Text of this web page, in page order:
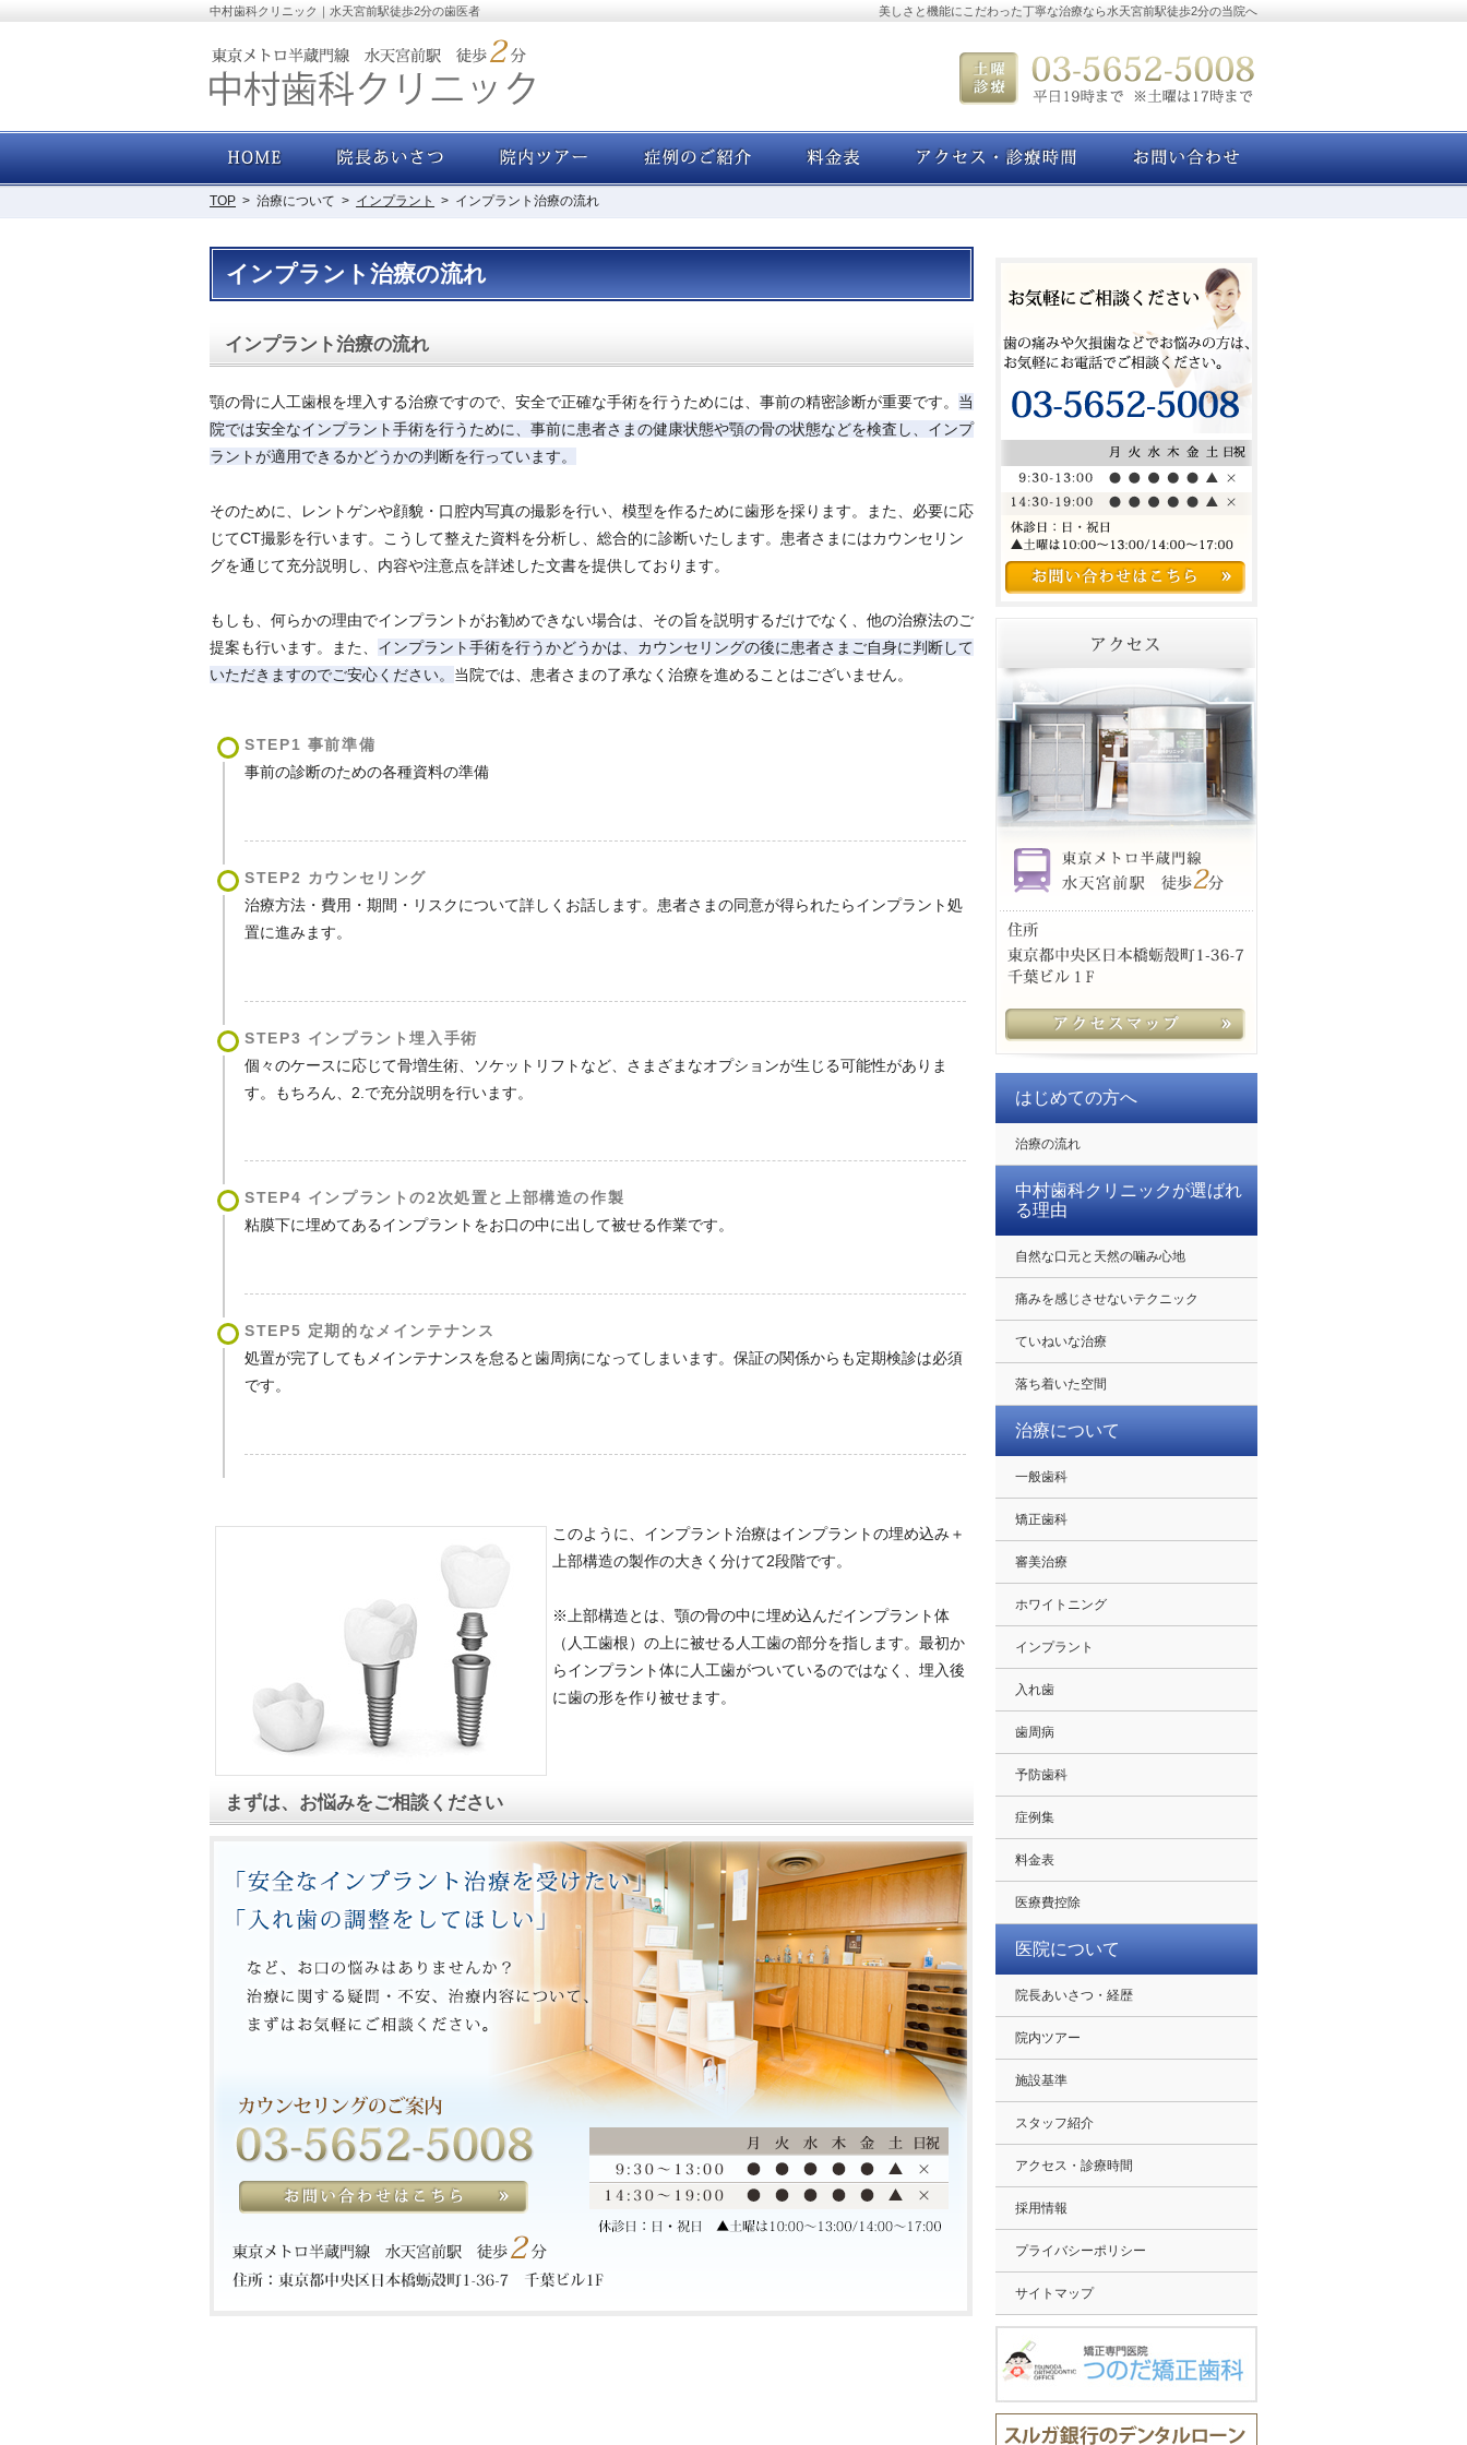
インプラント治療の流れ
美しさと機能にこだわった丁寧な治療なら水天宮前駅徒歩2分の当院へ
中村歯科クリニック｜水天宮前駅徒歩2分の歯医者
インプラント治療の流れ
顎の骨に人工歯根を埋入する治療ですので、安全で正確な手術を行うためには、事前の精密診断が重要です。 当
院では安全なインプラント手術を行うために、事前に患者さまの健康状態や顎の骨の状態などを検査し、インプ
ラントが適用できるかどうかの判断を行っています。
そのために、レントゲンや顔貌・口腔内写真の撮影を行い、模型を作るために歯形を採ります。また、必要に応
じてCT撮影を行います。こうして整えた資料を分析し、総合的に診断いたします。患者さまにはカウンセリン
グを通じて充分説明し、内容や注意点を詳述した文書を提供しております。
もしも、何らかの理由でインプラントがお勧めできない場合は、その旨を説明するだけでなく、他の治療法のご
提案も行います。また、 インプラント手術を行うかどうかは、カウンセリングの後に患者さまご自身に判断して
いただきますのでご安心ください。 当院では、患者さまの了承なく治療を進めることはございません。
STEP1 事前準備
事前の診断のための各種資料の準備
STEP2 カウンセリング
治療方法・費用・期間・リスクについて詳しくお話します。患者さまの同意が得られたらインプラント処
置に進みます。
STEP3 インプラント埋入手術
個々のケースに応じて骨増生術、ソケットリフトなど、さまざまなオプションが生じる可能性がありま
す。もちろん、2.で充分説明を行います。
STEP4 インプラントの2次処置と上部構造の作製
粘膜下に埋めてあるインプラントをお口の中に出して被せる作業です。
STEP5 定期的なメインテナンス
処置が完了してもメインテナンスを怠ると歯周病になってしまいます。保証の関係からも定期検診は必須
です。
このように、インプラント治療はインプラントの埋め込み＋
上部構造の製作の大きく分けて2段階です。
※上部構造とは、顎の骨の中に埋め込んだインプラント体
（人工歯根）の上に被せる人工歯の部分を指します。最初か
らインプラント体に人工歯がついているのではなく、埋入後
に歯の形を作り被せます。
まずは、お悩みをご相談ください
はじめての方へ
治療の流れ
中村歯科クリニックが選ばれ
る理由
自然な口元と天然の噛み心地
痛みを感じさせないテクニック
ていねいな治療
落ち着いた空間
治療について
一般歯科
矯正歯科
審美治療
ホワイトニング
インプラント
入れ歯
歯周病
予防歯科
症例集
料金表
医療費控除
医院について
院長あいさつ・経歴
院内ツアー
施設基準
スタッフ紹介
アクセス・診療時間
採用情報
プライバシーポリシー
サイトマップ
ホーム 院長あいさつ・経歴 院内ツアー 症例集 料金表 アクセス・診療時間 お問い合わせ
TOP > 治療について > インプラント > インプラント治療の流れ